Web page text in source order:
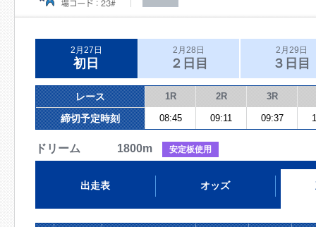
2月27日
初日
2月28日
２日目
2月29日
３日目
レース 1R 2R 3R
締切予定時刻 08:45 09:11 09:37
ドリーム 1800m 安定板使用
出走表 オッズ